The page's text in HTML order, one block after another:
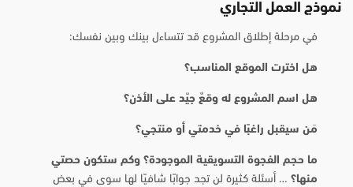
نموذج العمل التجاري
في مرحلة إطلاق المشروع قد تتساءل بينك وبين نفسك:
هل اخترت الموقع المناسب؟
هل اسم المشروع له وقعٌ جيّد على الأذن؟
مَن سيقبل راغبًا في خدمتي أو منتجي؟
ما حجم الفجوة التسويقية الموجودة؟ وكم ستكون حصتي
منها؟ … أسئلة كثيرة لن تجد جوابًا شافيًا لها سوى في بعض